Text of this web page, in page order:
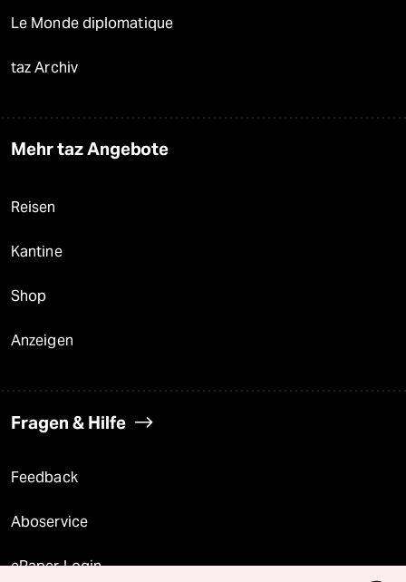
Le Monde diplomatique
taz Archiv
Mehr taz Angebote
Reisen
Kantine
Shop
Anzeigen
Fragen & Hilfe
Feedback
Aboservice
ePaper Login